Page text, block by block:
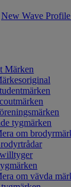
New Wave Profile
Märken
tygmärken
om
om vävda